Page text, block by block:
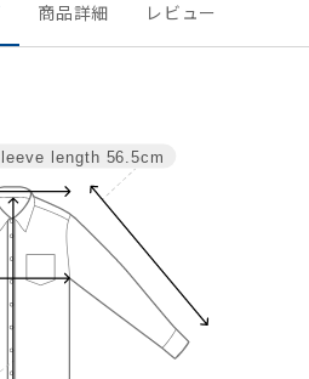
商品詳細 レビュー
length 56.5cm